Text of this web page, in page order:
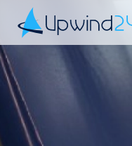
Upwind24